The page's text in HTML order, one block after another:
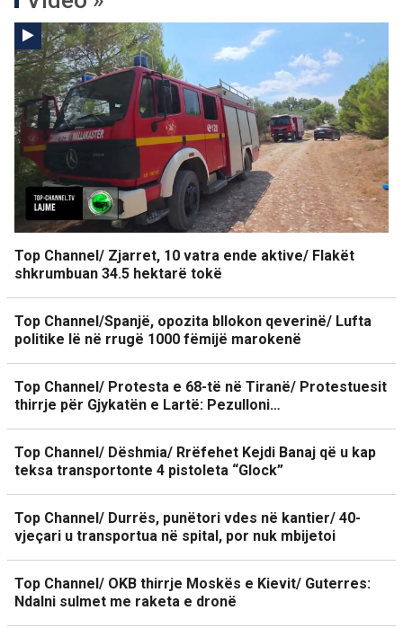
Top Channel/ Zjarret, 10 vatra ende aktive/ Flakët
shkrumbuan 34.5 hektarë tokë
Top Channel/Spanjë, opozita bllokon qeverinë/ Lufta
politike lë në rrugë 1000 fëmijë marokenë
Top Channel/ Protesta e 68-të në Tiranë/ Protestuesit
thirrje për Gjykatën e Lartë: Pezulloni…
Top Channel/ Dëshmia/ Rrëfehet Kejdi Banaj që u kap
teksa transportonte 4 pistoleta “Glock”
Top Channel/ Durrës, punëtori vdes në kantier/ 40-
vjeçari u transportua në spital, por nuk mbijetoi
Top Channel/ OKB thirrje Moskës e Kievit/ Guterres:
Ndalni sulmet me raketa e dronë